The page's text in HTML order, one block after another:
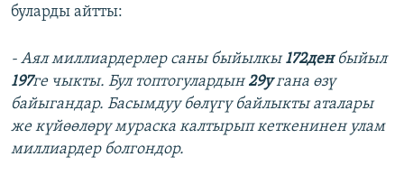
буларды айтты:
- Аял миллиардерлер саны быйылкы172денбыйыл
197ге чыкты. Бул топтогулардын 29угана өзү
байыгандар. Басымдуу бөлүгү байлыкты аталары
же күйөөлөрү мураска калтырып кеткенинен улам
миллиардер болгондор.